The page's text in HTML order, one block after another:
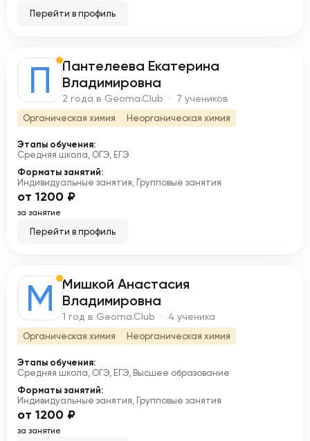
Перейти в профиль
П
Пантелеева Екатерина
Владимировна
2 года в Geoma.Club · 7 учеников
Органическая химия Неорганическая химия
Этапы обучения:
Средняя школа, ОГЭ, ЕГЭ
Форматы занятий:
Индивидуальные занятия, Групповые занятия
от 1200 ₽
за занятие
Перейти в профиль
М
Мишкой Анастасия
Владимировна
1 год в Geoma.Club · 4 ученика
Органическая химия Неорганическая химия
Этапы обучения:
Средняя школа, ОГЭ, ЕГЭ, Высшее образование
Форматы занятий:
Индивидуальные занятия, Групповые занятия
от 1200 ₽
за занятие